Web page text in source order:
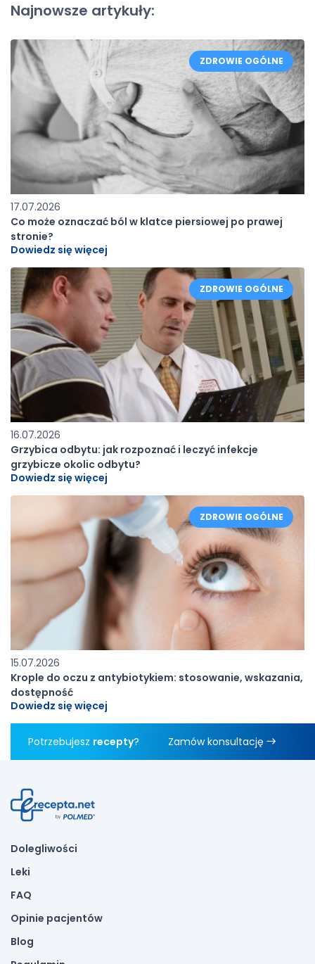
Najnowsze artykuły:
17.07.2026
Co może oznaczać ból w klatce piersiowej po prawej
stronie?
Dowiedz się więcej
ZDROWIE OGÓLNE
16.07.2026
Grzybica odbytu: jak rozpoznać i leczyć infekcje
grzybicze okolic odbytu?
Dowiedz się więcej
ZDROWIE OGÓLNE
15.07.2026
Krople do oczu z antybiotykiem: stosowanie, wskazania,
dostępność
Dowiedz się więcej
ZDROWIE OGÓLNE
Potrzebujesz recepty? Zamów konsultację
Dolegliwości
Leki
FAQ
Opinie pacjentów
Blog